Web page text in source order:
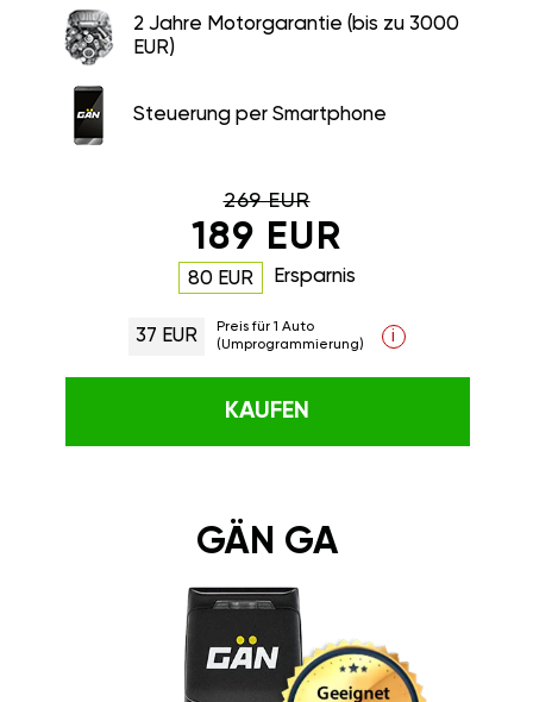
2 Jahre Motorgarantie (bis zu 3000
EUR)
Steuerung per Smartphone
269 EUR
189 EUR
80 EUR Ersparnis
37 EUR
Preis für 1 Auto
(Umprogrammierung)
i
KAUFEN
GÄN GA